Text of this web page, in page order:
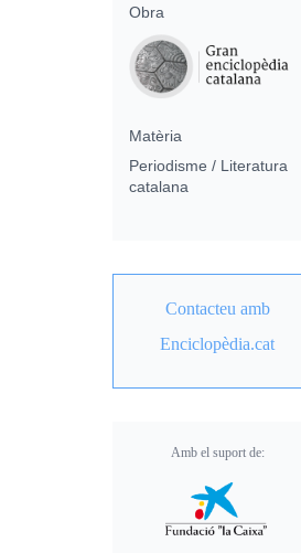
Obra
Matèria
Periodisme / Literatura
catalana
Contacteu amb
Enciclopèdia.cat
Amb el suport de: